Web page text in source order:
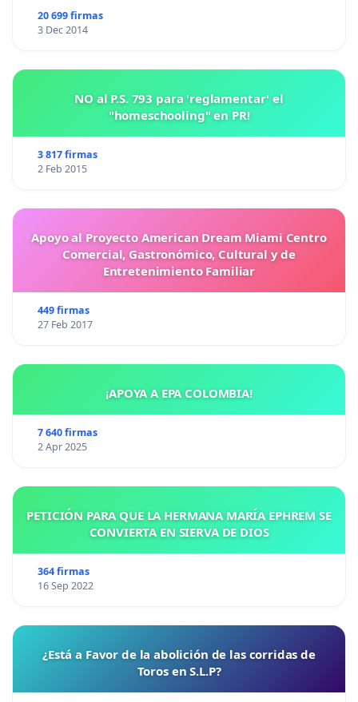
20 699 firmas
3 Dec 2014
NO al P.S. 793 para 'reglamentar' el
"homeschooling" en PR!
3 817 firmas
2 Feb 2015
Apoyo al Proyecto American Dream Miami Centro
Comercial, Gastronómico, Cultural y de
Entretenimiento Familiar
449 firmas
27 Feb 2017
¡APOYA A EPA COLOMBIA!
7 640 firmas
2 Apr 2025
PETICIÓN PARA QUE LA HERMANA MARÍA EPHREM SE
CONVIERTA EN SIERVA DE DIOS
364 firmas
16 Sep 2022
¿Está a Favor de la abolición de las corridas de
Toros en S.L.P?